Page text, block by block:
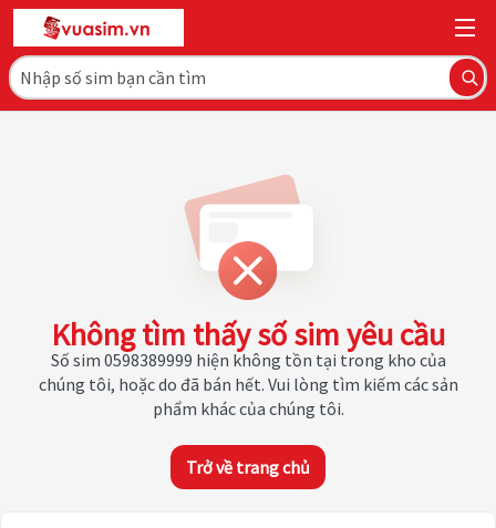
Không tìm thấy số sim yêu cầu
Số sim 0598389999 hiện không tồn tại trong kho của
chúng tôi, hoặc do đã bán hết. Vui lòng tìm kiếm các sản
phẩm khác của chúng tôi.
Trở về trang chủ